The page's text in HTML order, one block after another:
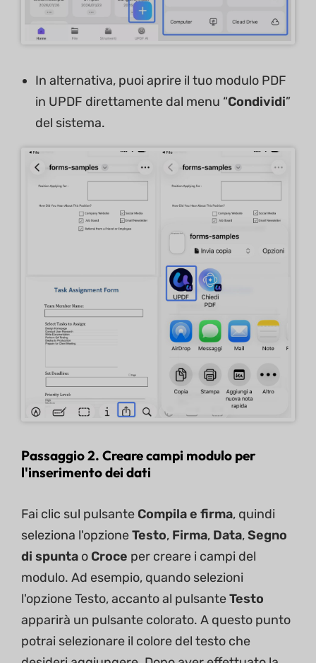
In alternativa, puoi aprire il tuo modulo PDF
in UPDF direttamente dal menu “Condividi”
del sistema.
Passaggio 2. Creare campi modulo per
l'inserimento dei dati
Fai clic sul pulsante Compila e firma, quindi
seleziona l'opzioneTesto, Firma, Data,Segno
di spunta o Croce per creare i campi del
modulo. Ad esempio, quando selezioni
l'opzione Testo, accanto al pulsanteTesto
apparirà un pulsante colorato. A questo punto
potrai selezionare il colore del testo che